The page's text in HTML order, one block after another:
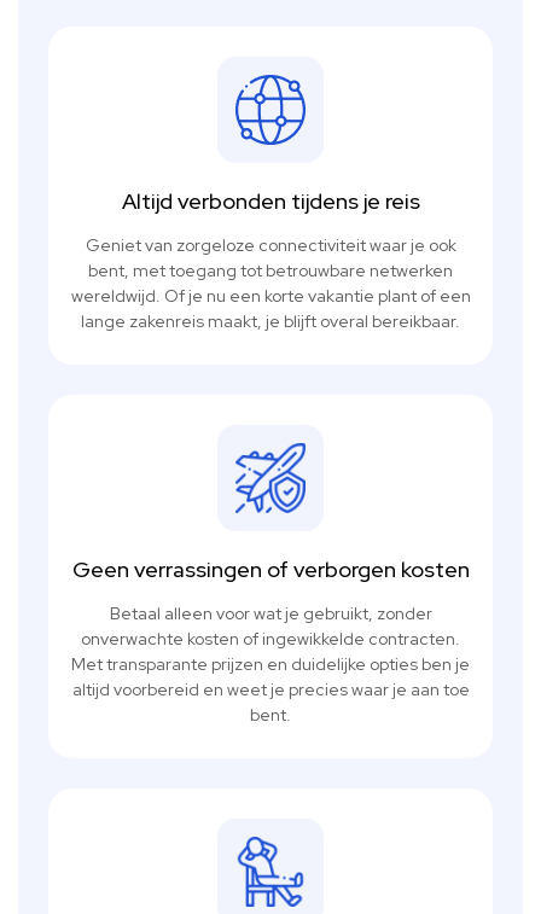
Altijd verbonden tijdens je reis
Geniet van zorgeloze connectiviteit waar je ook
bent, met toegang tot betrouwbare netwerken
wereldwijd. Of je nu een korte vakantie plant of een
lange zakenreis maakt, je blijft overal bereikbaar.
Geen verrassingen of verborgen kosten
Betaal alleen voor wat je gebruikt, zonder
onverwachte kosten of ingewikkelde contracten.
Met transparante prijzen en duidelijke opties ben je
altijd voorbereid en weet je precies waar je aan toe
bent.